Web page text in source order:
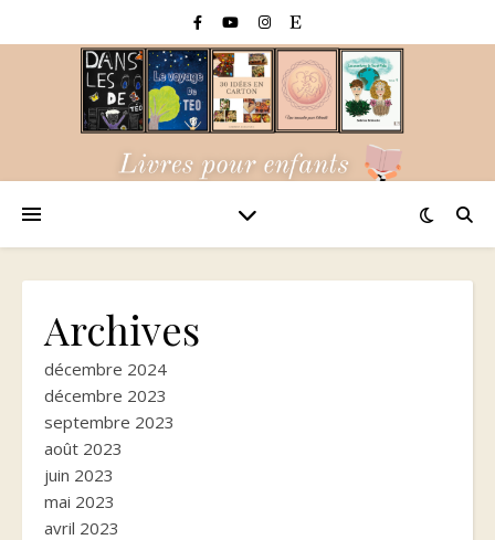
Archives
décembre 2024
décembre 2023
septembre 2023
août 2023
juin 2023
mai 2023
avril 2023